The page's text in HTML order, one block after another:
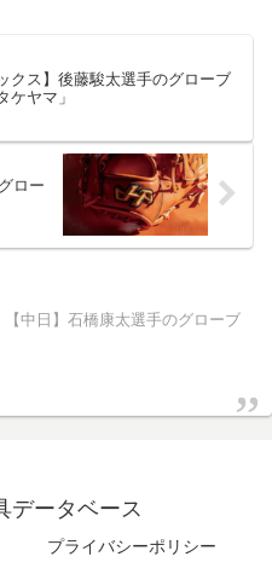
クス】後藤駿太選手のグローブ
ケヤマ」
ロー
【中日】石橋康太選手のグローブ
データベース
プライバシーポリシー